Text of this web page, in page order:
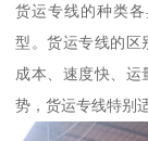
货运专线的种类
型。货运专线的区
成本、速度快、运
势，货运专线特别